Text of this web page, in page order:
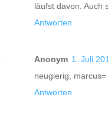
läufst davon. Auch
Antworten
Anonym 1. Juli
neugierig, marcus=
Antworten